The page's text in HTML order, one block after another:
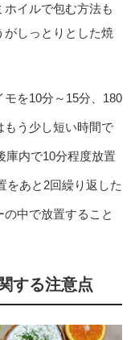
イルで包む方法も
しっとりとした焼
を10分～15分、180
もう少し短い時間で
庫内で10分程度放置
をあと2回繰り返した
中で放置すること
する注意点